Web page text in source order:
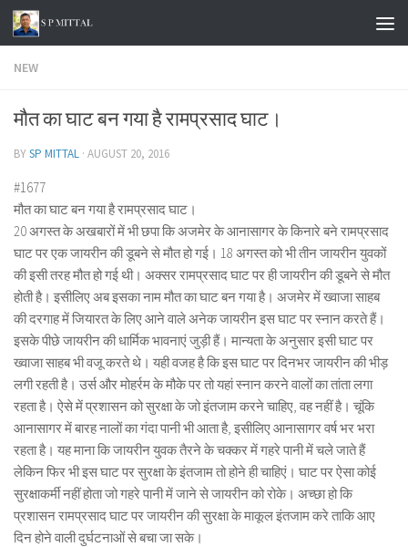
Skip to content
NEW
मौत का घाट बन गया है रामप्रसाद घाट।
BYSP MITTAL · AUGUST 20, 2016
#1677
मौत का घाट बन गया है रामप्रसाद घाट।
20 अगस्त के अखबारों में भी छपा कि अजमेर के आनासागर के किनारे बने रामप्रसाद
घाट पर एक जायरीन की डूबने से मौत हो गई। 18 अगस्त को भी तीन जायरीन युवकों
की इसी तरह मौत हो गई थी। अक्सर रामप्रसाद घाट पर ही जायरीन की डूबने से मौत
होती है। इसीलिए अब इसका नाम मौत का घाट बन गया है। अजमेर में ख्वाजा साहब
की दरगाह में जियारत के लिए आने वाले अनेक जायरीन इस घाट पर स्नान करते हैं।
इसके पीछे जायरीन की धार्मिक भावनाएं जुड़ी हैं। मान्यता के अनुसार इसी घाट पर
ख्वाजा साहब भी वजू करते थे। यही वजह है कि इस घाट पर दिनभर जायरीन की भीड़
लगी रहती है। उर्स और मोहर्रम के मौके पर तो यहां स्नान करने वालों का तांता लगा
रहता है। ऐसे में प्रशासन को सुरक्षा के जो इंतजाम करने चाहिए, वह नहीं है। चूंकि
आनासागर में बारह नालों का गंदा पानी भी आता है, इसीलिए आनासागर वर्ष भर भरा
रहता है। यह माना कि जायरीन युवक तैरने के चक्कर में गहरे पानी में चले जाते हैं
लेकिन फिर भी इस घाट पर सुरक्षा के इंतजाम तो होने ही चाहिएं। घाट पर ऐसा कोई
सुरक्षाकर्मी नहीं होता जो गहरे पानी में जाने से जायरीन को रोके। अच्छा हो कि
प्रशासन रामप्रसाद घाट पर जायरीन की सुरक्षा के माकूल इंतजाम करे ताकि आए
दिन होने वाली दुर्घटनाओं से बचा जा सके।